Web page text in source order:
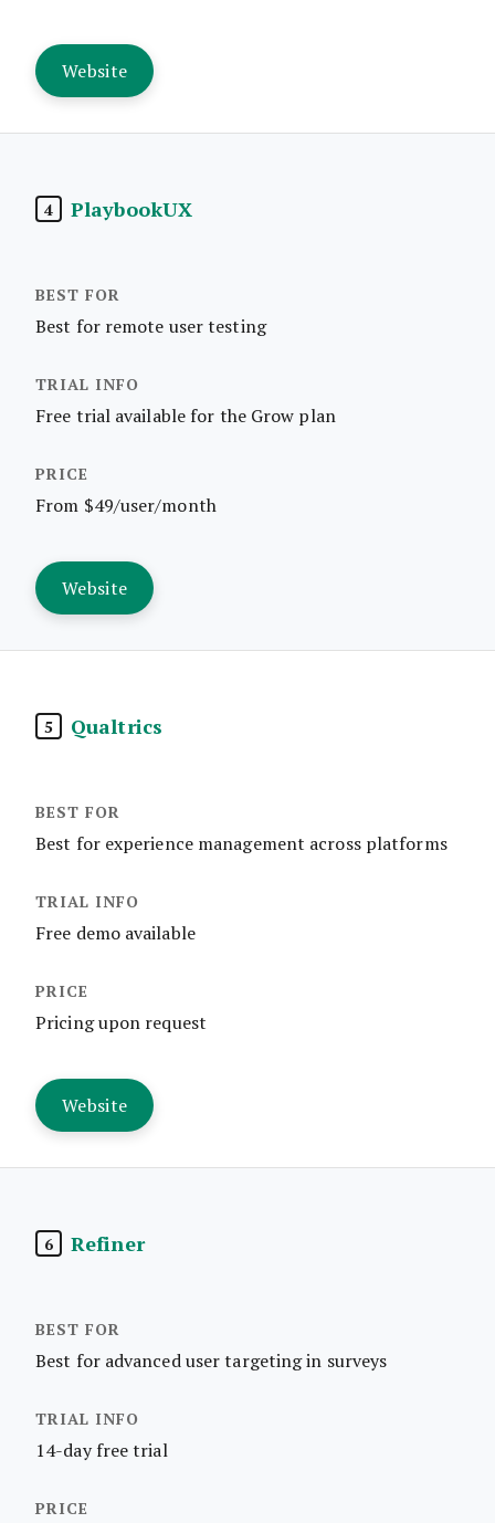
Website
4 PlaybookUX
Best for remote user testing
Free trial available for the Grow plan
From $49/user/month
Website
5 Qualtrics
Best for experience management across platforms
Free demo available
Pricing upon request
Website
6 Refiner
Best for advanced user targeting in surveys
14-day free trial